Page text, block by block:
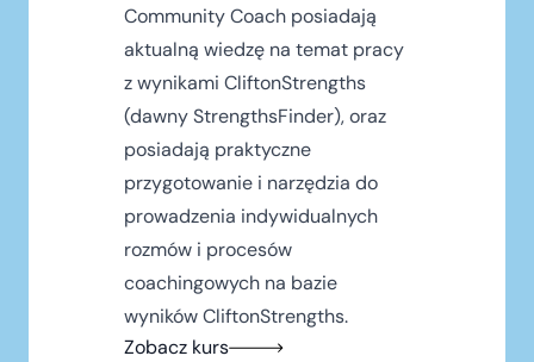
Community Coach posiadają
aktualną wiedzę na temat pracy
z wynikami CliftonStrengths
(dawny StrengthsFinder), oraz
posiadają praktyczne
przygotowanie i narzędzia do
prowadzenia indywidualnych
rozmów i procesów
coachingowych na bazie
wyników CliftonStrengths.
Zobacz kurs